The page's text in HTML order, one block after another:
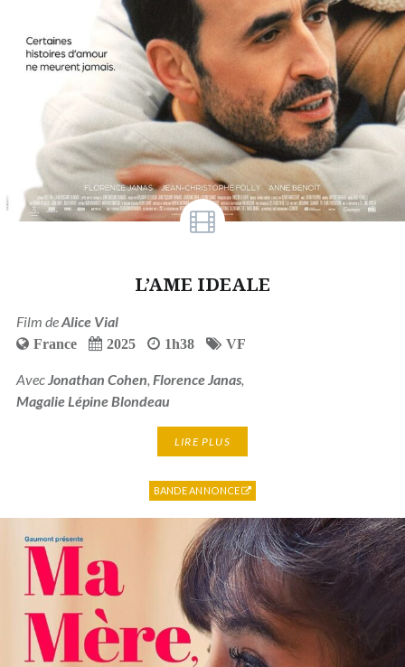
L’AME IDEALE
Film deAlice Vial
France 2025 1h38 VF
AvecJonathan Cohen, Florence Janas,
Magalie Lépine Blondeau
LIRE PLUS
BANDE ANNONCE